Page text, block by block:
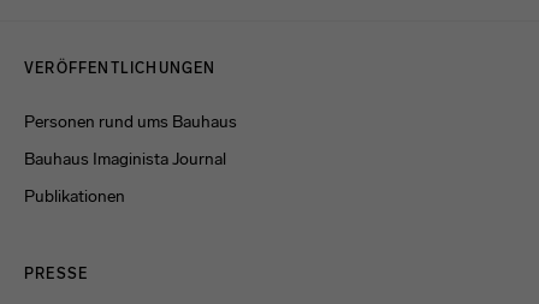
VERÖFFENTLICHUNGEN
Personen rund ums Bauhaus
Bauhaus Imaginista Journal
Publikationen
PRESSE